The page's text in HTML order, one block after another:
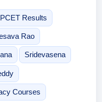
Results
Rao
Sridevasena
Courses